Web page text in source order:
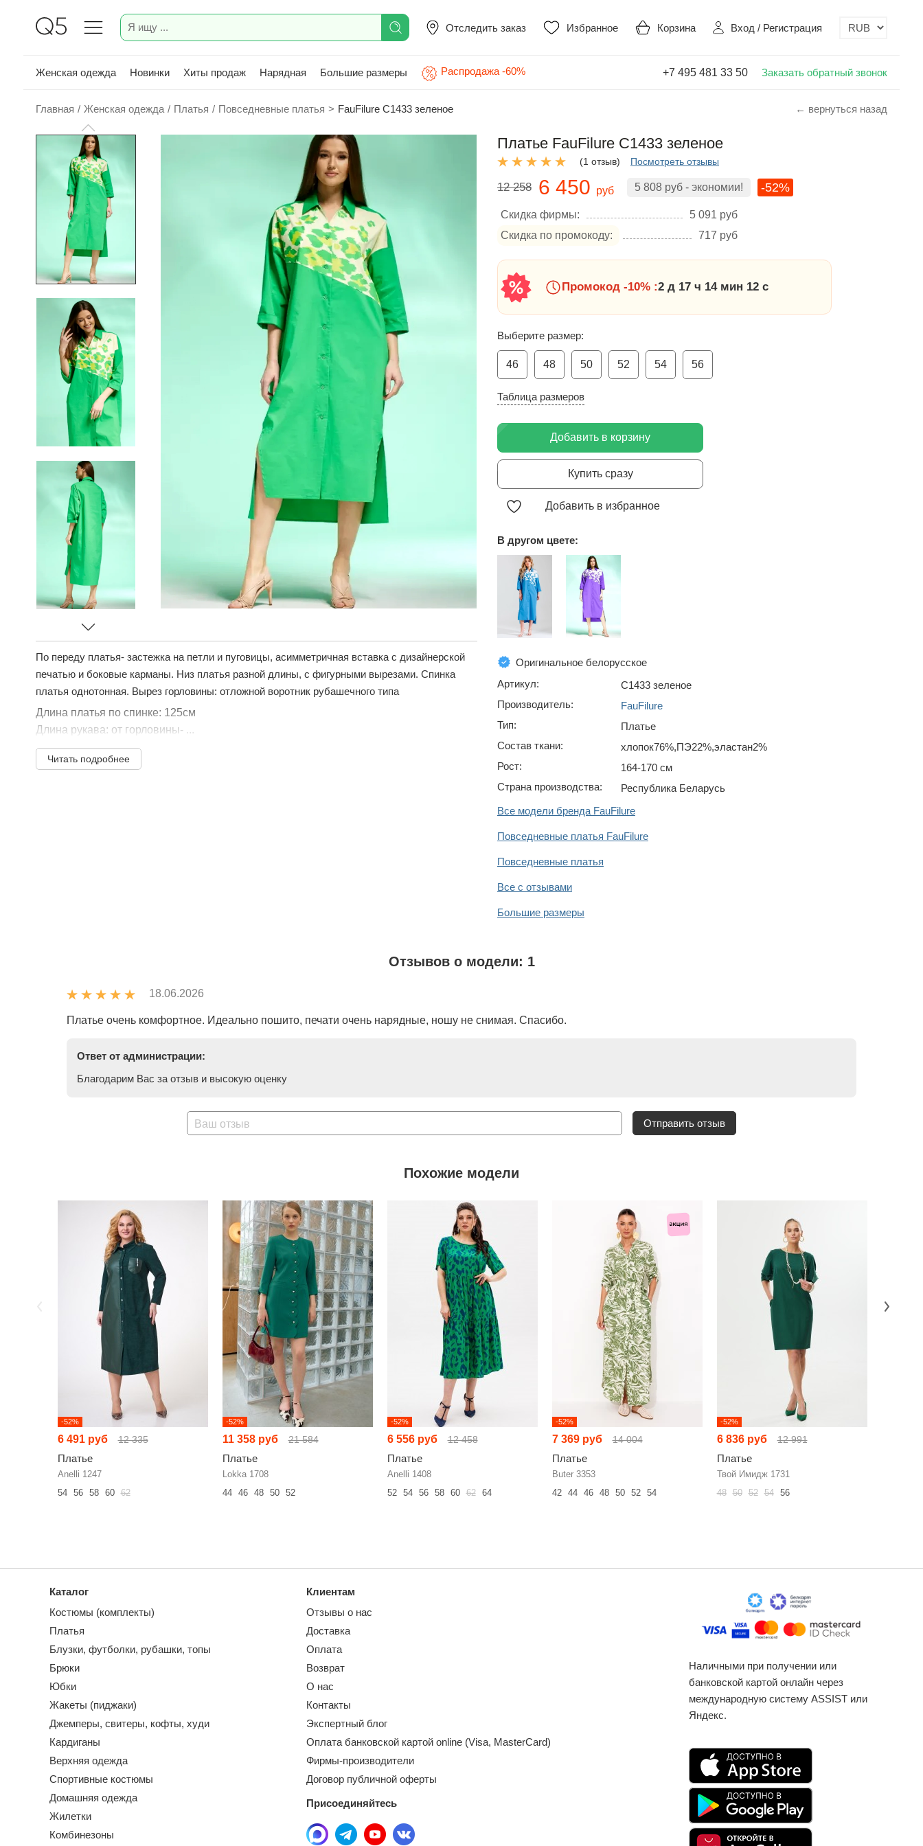
Отследить заказ Избранное Корзина Вход / Регистрация
Женская одежда Новинки Хиты продаж Нарядная Большие размеры Распродажа -60% +7 495 481 33 50 Заказать обратный звонок
Главная / Женская одежда / Платья / Повседневные платья > FauFilure С1433 зеленое ← вернуться назад
По переду платья- застежка на петли и пуговицы, асимметричная вставка с дизайнерской
печатью и боковые карманы. Низ платья разной длины, с фигурными вырезами. Спинка
платья однотонная. Вырез горловины: отложной воротник рубашечного типа
Длина платья по спинке: 125см
Длина рукава: от горловины- ...
Читать подробнее
Платье FauFilure С1433 зеленое
(1 отзыв) Посмотреть отзывы
12 258 6 450 руб 5 808 руб - экономии! -52%
Скидка фирмы: 5 091 руб
Скидка по промокоду:
717 руб
Промокод -10% :2 д 17 ч 14 мин 11 с
Выберите размер:
46 48 50 52 54 56
Таблица размеров
Добавить в корзину
Купить сразу
Добавить в избранное
В другом цвете:
Оригинальное белорусское
Артикул:
С1433 зеленое
Производитель:
FauFilure
Тип:
Платье
Состав ткани:
хлопок76%,ПЭ22%,эластан2%
Рост:
164-170 см
Страна производства:
Республика Беларусь
Все модели бренда FauFilure
Повседневные платья FauFilure
Повседневные платья
Все с отзывами
Большие размеры
Отзывов о модели: 1
18.06.2026
Платье очень комфортное. Идеально пошито, печати очень нарядные, ношу не снимая. Спасибо.
Ответ от администрации:
Благодарим Вас за отзыв и высокую оценку
Ваш отзыв Отправить отзыв
Похожие модели
-52%
6 491 руб 12 335
Платье
Anelli 1247
54
56 58 60 62
-52%
11 358 руб 21 584
Платье
Lokka 1708
44
46 48 50 52
-52%
6 556 руб 12 458
Платье
Anelli 1408
52
54 56 58 60 62 64
-52%
7 369 руб 14 004
Платье
Buter 3353
42
44 46 48 50 52 54
-52%
6 836 руб 12 991
Платье
Твой Имидж 1731
48 50 52 54 56
Каталог
Костюмы (комплекты)
Платья
Блузки, футболки, рубашки, топы
Брюки
Юбки
Жакеты (пиджаки)
Джемперы, свитеры, кофты, худи
Кардиганы
Верхняя одежда
Спортивные костюмы
Домашняя одежда
Жилетки
Комбинезоны
Клиентам
Отзывы о нас
Доставка
Оплата
Возврат
О нас
Контакты
Экспертный блог
Оплата банковской картой online (Visa, MasterCard)
Фирмы-производители
Договор публичной оферты
Присоединяйтесь
Наличными при получении или
банковской картой онлайн через
международную систему ASSIST или
Яндекс.